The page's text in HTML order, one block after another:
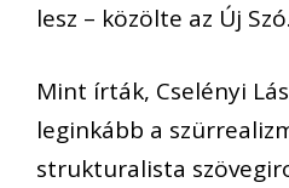
lesz – közölte az Új Szó.
Mint írták, Cselényi
leginkább a
strukturalista